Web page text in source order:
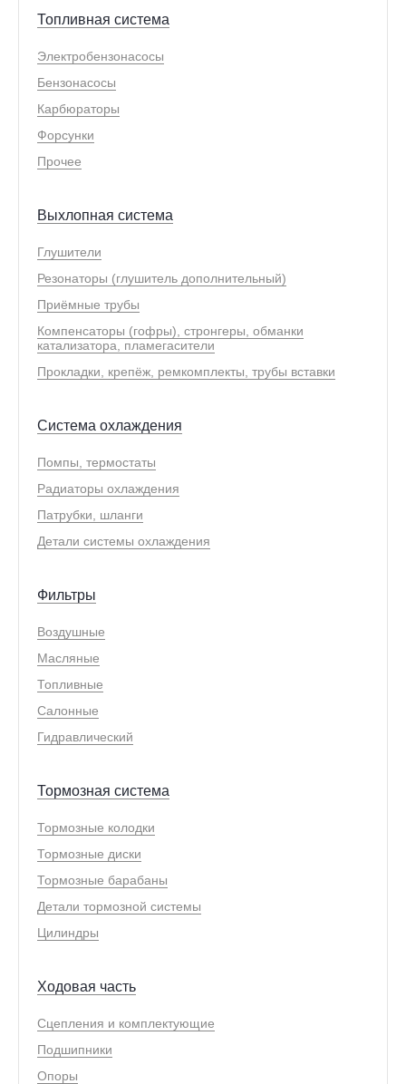
Топливная система
Электробензонасосы
Бензонасосы
Карбюраторы
Форсунки
Прочее
Выхлопная система
Глушители
Резонаторы (глушитель дополнительный)
Приёмные трубы
Компенсаторы (гофры), стронгеры, обманки
катализатора, пламегасители
Прокладки, крепёж, ремкомплекты, трубы вставки
Система охлаждения
Помпы, термостаты
Радиаторы охлаждения
Патрубки, шланги
Детали системы охлаждения
Фильтры
Воздушные
Масляные
Топливные
Салонные
Гидравлический
Тормозная система
Тормозные колодки
Тормозные диски
Тормозные барабаны
Детали тормозной системы
Цилиндры
Ходовая часть
Сцепления и комплектующие
Подшипники
Опоры